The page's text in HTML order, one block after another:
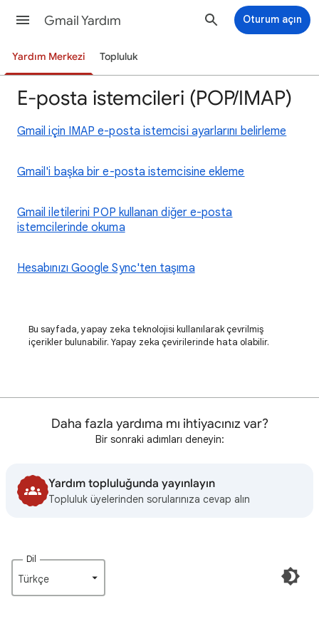
Gmail Yardım Oturum açın
Yardım Merkezi Topluluk
E-posta istemcileri (POP/IMAP)
Gmail için IMAP e-posta istemcisi ayarlarını belirleme
Gmail'i başka bir e-posta istemcisine ekleme
Gmail iletilerini POP kullanan diğer e-posta
istemcilerinde okuma
Hesabınızı Google Sync'ten taşıma
Bu sayfada, yapay zeka teknolojisi kullanılarak çevrilmiş
içerikler bulunabilir. Yapay zeka çevirilerinde hata olabilir.
Daha fazla yardıma mı ihtiyacınız var?
Bir sonraki adımları deneyin:
Yardım topluluğunda yayınlayın
Topluluk üyelerinden sorularınıza cevap alın
Dil
Türkçe‎